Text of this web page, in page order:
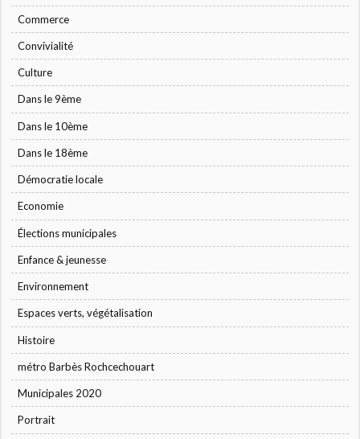
Commerce
Convivialité
Culture
Dans le 9ème
Dans le 10ème
Dans le 18ème
Démocratie locale
Economie
Élections municipales
Enfance & jeunesse
Environnement
Espaces verts, végétalisation
Histoire
métro Barbès Rochcechouart
Municipales 2020
Portrait